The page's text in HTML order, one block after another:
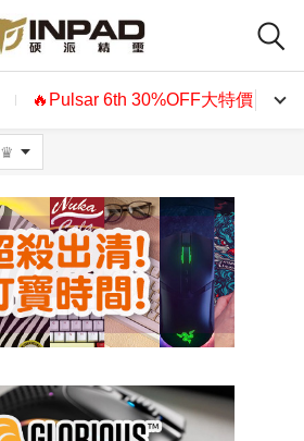
🔥Pulsar 6th 30%OFF大特價🔥